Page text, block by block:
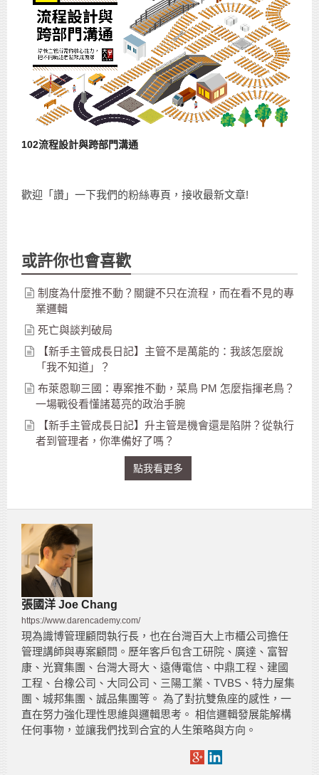
102流程設計與跨部門溝通
歡迎「讚」一下我們的粉絲專頁，接收最新文章!
或許你也會喜歡
制度為什麼推不動？關鍵不只在流程，而在看不見的專
業邏輯
死亡與談判破局
【新手主管成長日記】主管不是萬能的：我該怎麼說
「我不知道」？
布萊恩聊三國：專案推不動，菜鳥 PM 怎麼指揮老鳥？
一場戰役看懂諸葛亮的政治手腕
【新手主管成長日記】升主管是機會還是陷阱？從執行
者到管理者，你準備好了嗎？
點我看更多
張國洋 Joe Chang
https://www.darencademy.com/
現為識博管理顧問執行長，也在台灣百大上市櫃公司擔任
管理講師與專案顧問。歷年客戶包含工研院、廣達、富智
康、光寶集團、台灣大哥大、遠傳電信、中鼎工程、建國
工程、台橡公司、大同公司、三陽工業、TVBS、特力屋集
團、城邦集團、誠品集團等。 為了對抗雙魚座的感性，一
直在努力強化理性思維與邏輯思考。 相信邏輯發展能解構
任何事物，並讓我們找到合宜的人生策略與方向。